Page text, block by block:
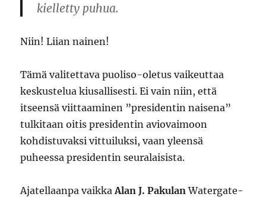
kielletty puhua.
Niin! Liian nainen!
Tämä valitettava puoliso-oletus vaikeuttaa
keskustelua kiusallisesti. Ei vain niin, että
itseensä viittaaminen ”presidentin naisena”
tulkitaan oitis presidentin aviovaimoon
kohdistuvaksi vittuiluksi, vaan yleensä
puheessa presidentin seuralaisista.
Ajatellaanpa vaikkaAlan J. Pakulan Watergate-